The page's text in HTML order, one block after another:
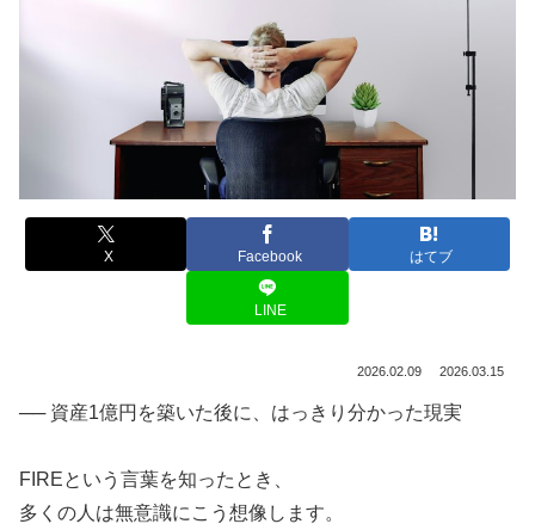
X Facebook はてブ
LINE
2026.02.09 2026.03.15
── 資産1億円を築いた後に、はっきり分かった現実
FIREという言葉を知ったとき、
多くの人は無意識にこう想像します。